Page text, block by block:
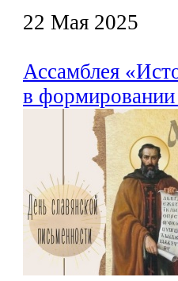
22 Мая 2025
Ассамблея
в формировании